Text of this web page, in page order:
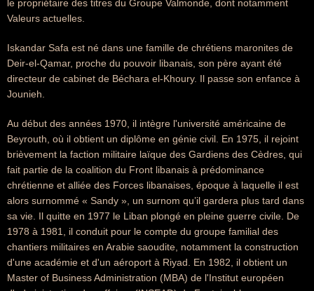
le propriétaire des titres du Groupe Valmonde, dont notamment
Valeurs actuelles.
Iskandar Safa est né dans une famille de chrétiens maronites de
Deir-el-Qamar, proche du pouvoir libanais, son père ayant été
directeur de cabinet de Béchara el-Khoury. Il passe son enfance à
Jounieh.
Au début des années 1970, il intègre l'université américaine de
Beyrouth, où il obtient un diplôme en génie civil. En 1975, il rejoint
brièvement la faction militaire laïque des Gardiens des Cèdres, qui
fait partie de la coalition du Front libanais à prédominance
chrétienne et alliée des Forces libanaises, époque à laquelle il est
alors surnommé « Sandy », un surnom qu’il gardera plus tard dans
sa vie. Il quitte en 1977 le Liban plongé en pleine guerre civile. De
1978 à 1981, il conduit pour le compte du groupe familial des
chantiers militaires en Arabie saoudite, notamment la construction
d'une académie et d'un aéroport à Riyad. En 1982, il obtient un
Master of Business Administration (MBA) de l'Institut européen